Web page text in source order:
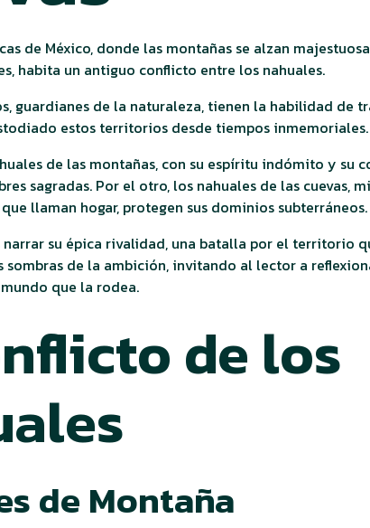
de México, donde las montañas se alzan
habita un antiguo conflicto entre los nahuales.
guardianes de la naturaleza, tienen la habilidad de
estos territorios desde tiempos inmemoriales.
de las montañas, con su espíritu indómito y su
sagradas. Por el otro, los nahuales de las cuevas,
llaman hogar, protegen sus dominios subterráneos.
su épica rivalidad, una batalla por el territorio
sombras de la ambición, invitando al lector a
que la rodea.
de los
de Montaña